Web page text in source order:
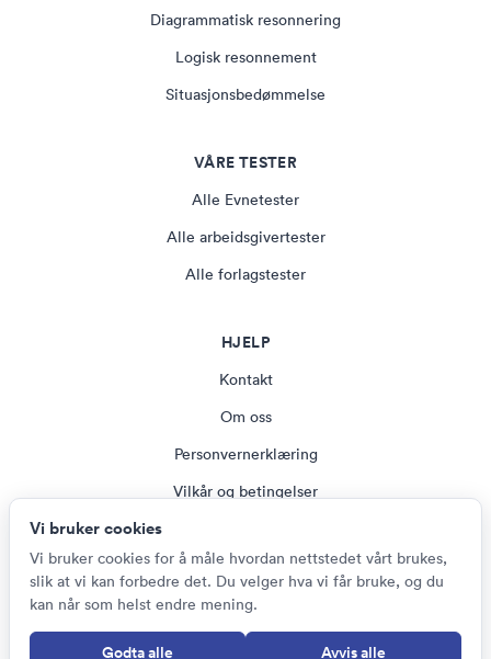
Diagrammatisk resonnering
Logisk resonnement
Situasjonsbedømmelse
VÅRE TESTER
Alle Evnetester
Alle arbeidsgivertester
Alle forlagstester
HJELP
Kontakt
Om oss
Personvernerklæring
Vilkår og betingelser
Cookie-innstillinger
Vi bruker cookies
Vi bruker cookies for å måle hvordan nettstedet vårt brukes,
slik at vi kan forbedre det. Du velger hva vi får bruke, og du
kan når som helst endre mening.
Godta alle Avvis alle